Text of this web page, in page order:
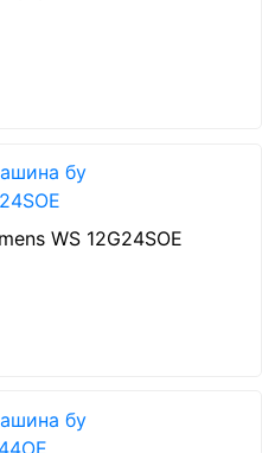
WS 12G24SOE